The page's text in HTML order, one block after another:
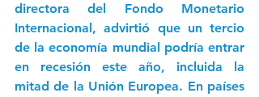
directora del Fondo Monetario
Internacional, advirtió que un tercio
de la economía mundial podría entrar
en recesión este año, incluida la
mitad de la Unión Europea. En países